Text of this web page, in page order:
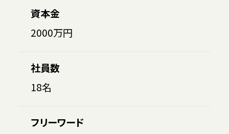
資本金
2000万円
社員数
18名
フリーワード